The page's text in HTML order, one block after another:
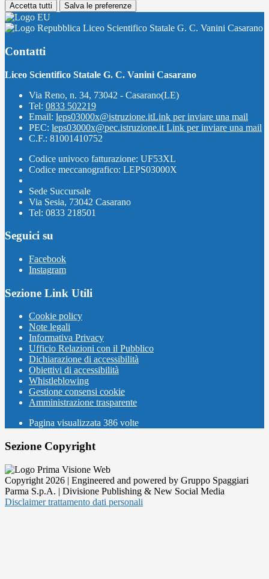
Accetta tutti Salva le preferenze
Liceo Scientifico Statale G. C. Vanini Casarano
Contatti
Liceo Scientifico Statale G. C. Vanini Casarano
Via Reno, n. 34, 73042 - Casarano(LE)
Tel: 0833 502219
Email: leps03000x@istruzione.itLink per inviare una mail
PEC: leps03000x@pec.istruzione.it Link per inviare una mail
C.F.: 81001410752
Codice univoco fatturazione: UF53XL
Codice meccanografico: LEPS03000X
Sede Succursale
Via Sesia, 73042 Casarano
Tel: 0833 218501
Seguici su
Facebook
Instagram
Sezione Link Utili
Cookie policy
Note legali
Informativa Privacy
Ufficio Relazioni con il Pubblico
Dichiarazione di accessibilità
Obiettivi di accessibilità
Whistleblowing
Gestione consensi cookie
Amministrazione trasparente
Pagina visualizzata 386 volte
Sezione Copyright
Copyright 2026 | Engineered and powered by Gruppo Spaggiari
Parma S.p.A. | Divisione Publishing & New Social Media
Disclaimer trattamento dati personali